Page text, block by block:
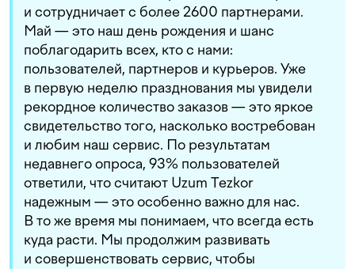
и сотрудничает с более 2600 партнерами.
Май — это наш день рождения и шанс
поблагодарить всех, кто с нами:
пользователей, партнеров и курьеров. Уже
в первую неделю празднования мы увидели
рекордное количество заказов — это яркое
свидетельство того, насколько востребован
и любим наш сервис. По результатам
недавнего опроса, 93% пользователей
ответили, что считают Uzum Tezkor
надежным — это особенно важно для нас.
В то же время мы понимаем, что всегда есть
куда расти. Мы продолжим развивать
и совершенствовать сервис, чтобы